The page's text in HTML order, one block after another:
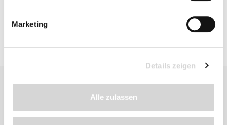
Marketing
Details zeigen
Alle zulassen